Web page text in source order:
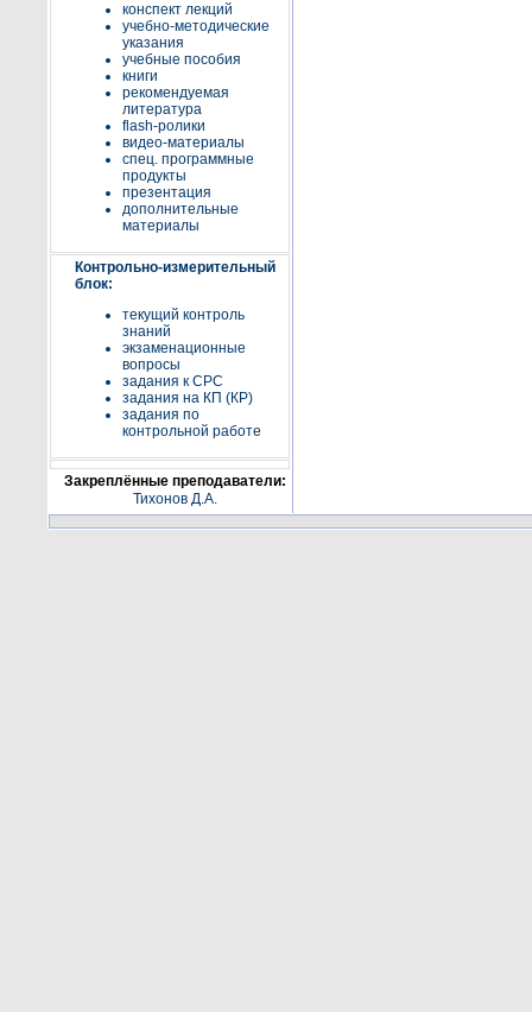
конспект лекций
учебно-методические
указания
учебные пособия
книги
рекомендуемая
литература
flash-ролики
видео-материалы
спец. программные
продукты
презентация
дополнительные
материалы
Контрольно-измерительный
блок:
текущий контроль
знаний
экзаменационные
вопросы
задания к СРС
задания на КП (КР)
задания по
контрольной работе
Закреплённые преподаватели:
Тихонов Д.А.